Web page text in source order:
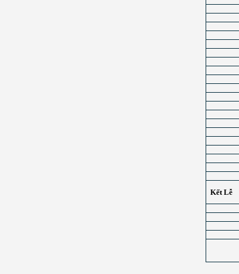
Kết Lễ